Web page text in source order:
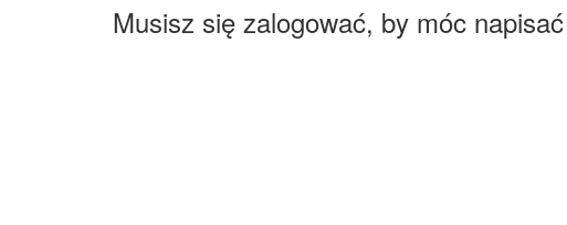
Musisz się zalogować, by móc